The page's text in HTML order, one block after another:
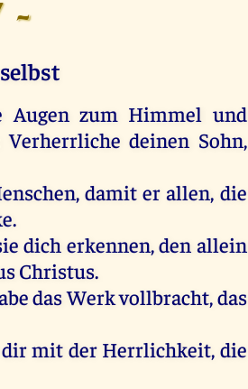
-
Augen zum Himmel und
deinen Sohn,
damit er allen, die
dich erkennen, den allein
Christus.
das Werk vollbracht, das
mit der Herrlichkeit, die